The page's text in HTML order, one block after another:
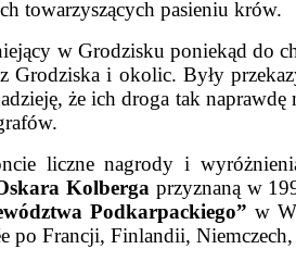
towarzyszących pasieniu krów.
w Grodzisku poniekąd do
i okolic. Były
że ich droga tak
liczne nagrody i
Kolberga przyznaną w
Podkarpackiego” w
po Francji, Finlandii,